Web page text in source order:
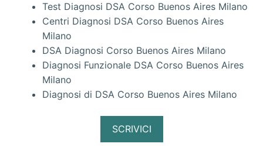
Test Diagnosi DSA Corso Buenos Aires Milano
Centri Diagnosi DSA Corso Buenos Aires
Milano
DSA Diagnosi Corso Buenos Aires Milano
Diagnosi Funzionale DSA Corso Buenos Aires
Milano
Diagnosi di DSA Corso Buenos Aires Milano
SCRIVICI